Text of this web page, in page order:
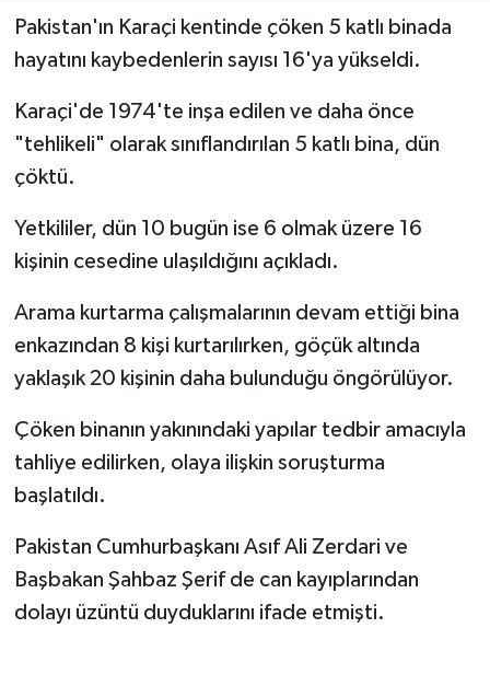
Pakistan'ın Karaçi kentinde çöken 5 katlı binada
hayatını kaybedenlerin sayısı 16'ya yükseldi.
Karaçi'de 1974'te inşa edilen ve daha önce
"tehlikeli" olarak sınıflandırılan 5 katlı bina, dün
çöktü.
Yetkililer, dün 10 bugün ise 6 olmak üzere 16
kişinin cesedine ulaşıldığını açıkladı.
Arama kurtarma çalışmalarının devam ettiği bina
enkazından 8 kişi kurtarılırken, göçük altında
yaklaşık 20 kişinin daha bulunduğu öngörülüyor.
Çöken binanın yakınındaki yapılar tedbir amacıyla
tahliye edilirken, olaya ilişkin soruşturma
başlatıldı.
Pakistan Cumhurbaşkanı Asıf Ali Zerdari ve
Başbakan Şahbaz Şerif de can kayıplarından
dolayı üzüntü duyduklarını ifade etmişti.